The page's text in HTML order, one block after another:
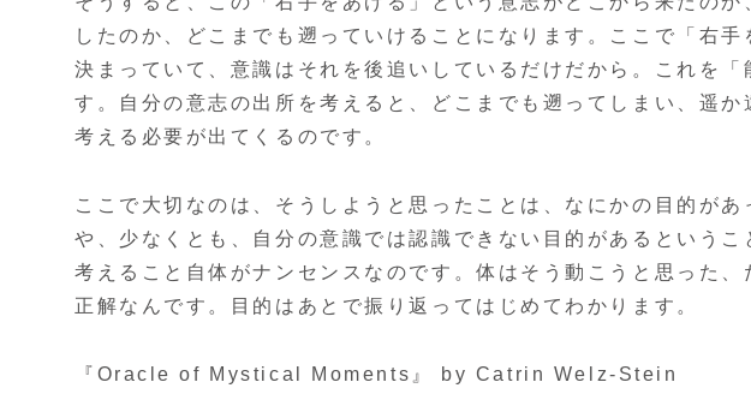
したのか、どこまでも遡っていけることになります。ここで「右
決まっていて、意識はそれを後追いしているだけだから。これを「
す。自分の意志の出所を考えると、どこまでも遡ってしまい、遥
考える必要が出てくるのです。
ここで大切なのは、そうしようと思ったことは、なにかの目的が
や、少なくとも、自分の意識では認識できない目的があるという
考えること自体がナンセンスなのです。体はそう動こうと思った
正解なんです。目的はあとで振り返ってはじめてわかります。
『Oracle of Mystical Moments』 by Catrin Welz-Stein